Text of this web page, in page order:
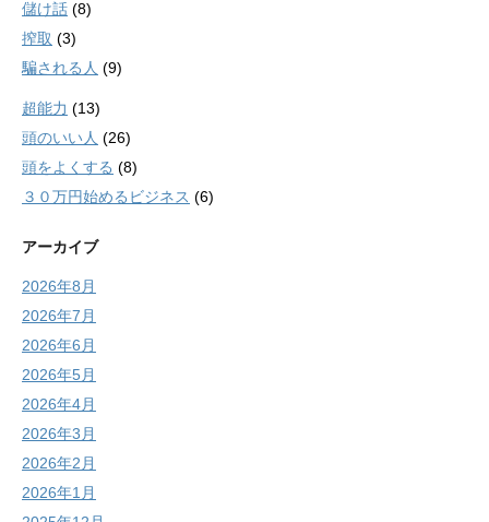
儲け話 (8)
搾取 (3)
騙される人 (9)
超能力 (13)
頭のいい人 (26)
頭をよくする (8)
３０万円始めるビジネス (6)
アーカイブ
2026年8月
2026年7月
2026年6月
2026年5月
2026年4月
2026年3月
2026年2月
2026年1月